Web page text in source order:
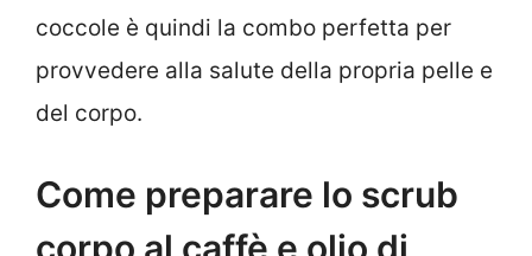
coccole è quindi la combo perfetta per
provvedere alla salute della propria pelle e
del corpo.
Come preparare lo scrub